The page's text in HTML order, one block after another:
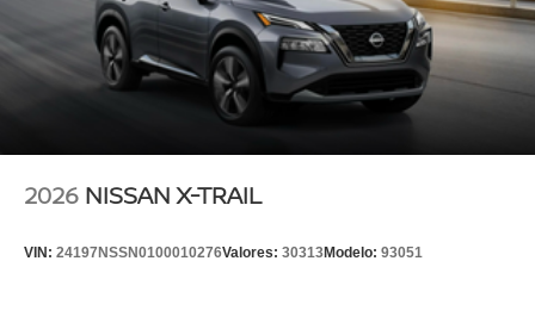
2026 NISSAN X-TRAIL
VIN: 24197NSSN0100010276Valores: 30313Modelo: 93051